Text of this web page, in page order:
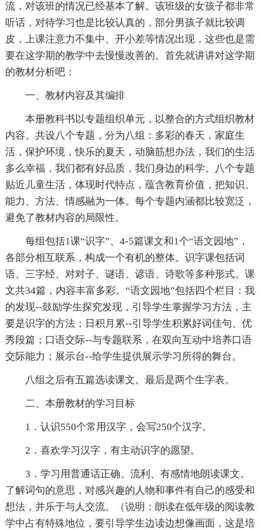
流，对该班的情况已经基本了解。该班级的女孩子都非常
听话，对待学习也是比较认真的，部分男孩子就比较调
皮，上课注意力不集中、开小差等情况出现，这些也是需
要在这学期的教学中去慢慢改善的。首先就讲讲对这学期
的教材分析吧：
一、教材内容及其编排
本册教科书以专题组织单元，以整合的方式组织教材
内容。共设八个专题，分为八组：多彩的春天，家庭生
活，保护环境，快乐的夏天，动脑筋想办法，我们的生活
多么幸福，我们都有好品质，我们身边的科学。八个专题
贴近儿童生活，体现时代特点，蕴含教育价值，把知识、
能力、方法、情感融为一体。每个专题内涵都比较宽泛，
避免了教材内容的局限性。
每组包括1课“识字”、4-5篇课文和1个“语文园地”，
各部分相互联系，构成一个有机的整体。识字课包括词
语、三字经、对对子、谜语、谚语、诗歌等多种形式。课
文共34篇，内容丰富多彩。“语文园地”包括四个栏目：我
的发现--鼓励学生探究发现，引导学生掌握学习方法，主
要是识字的方法；日积月累--引导学生积累好词佳句、优
秀段篇；口语交际--与专题联系，在双向互动中培养口语
交际能力；展示台--给学生提供展示学习所得的舞台。
八组之后有五篇选读课文。最后是两个生字表。
二、本册教材的学习目标
1．认识550个常用汉字，会写250个汉字。
2．喜欢学习汉字，有主动识字的愿望。
3．学习用普通话正确、流利、有感情地朗读课文。
了解词句的意思，对感兴趣的人物和事件有自己的感受和
想法，并乐于与人交流。（说明：朗读在低年级的阅读教
学中占有特殊地位，要引导学生边读边想像画面，这是培